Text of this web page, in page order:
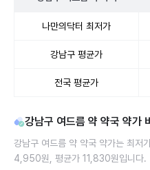
나만의닥터 최저가
강남구 평균가
전국 평균가
강남구 여드름 약 약국 약가
강남구 여드름 약 약국 약가는 최저
4,950원, 평균가 11,830원입니다.